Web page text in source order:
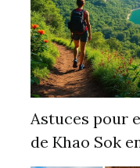
Astuces pour
de Khao Sok